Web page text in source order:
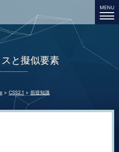
MENU
と擬似要素
CSS2.1 前提知識